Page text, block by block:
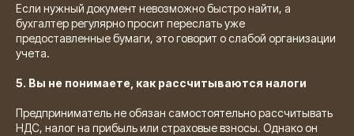
Если нужный документ невозможно быстро найти, а
бухгалтер регулярно просит переслать уже
предоставленные бумаги, это говорит о слабой организации
учета.
5. Вы не понимаете, как рассчитываются налоги
Предприниматель не обязан самостоятельно рассчитывать
НДС, налог на прибыль или страховые взносы. Однако он